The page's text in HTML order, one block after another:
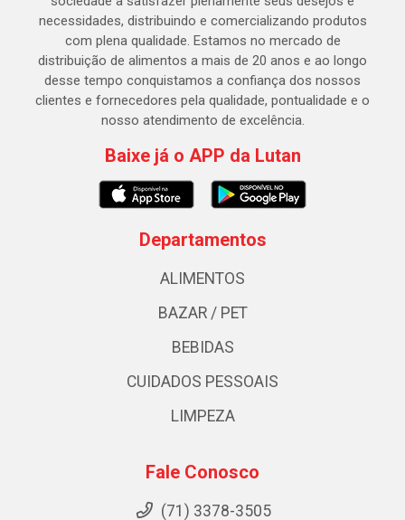
necessidades, distribuindo e comercializando produtos
com plena qualidade. Estamos no mercado de
distribuição de alimentos a mais de 20 anos e ao longo
desse tempo conquistamos a confiança dos nossos
clientes e fornecedores pela qualidade, pontualidade e o
nosso atendimento de excelência.
Baixe já o APP da Lutan
Departamentos
ALIMENTOS
BAZAR / PET
BEBIDAS
CUIDADOS PESSOAIS
LIMPEZA
Fale Conosco
(71) 3378-3505